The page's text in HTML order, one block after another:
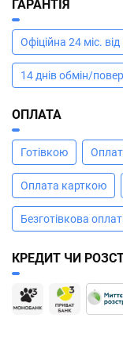
ГАРАНТІЯ
Офіційна 24 міс.
14 днів обмін/
ОПЛАТА
Готівкою
Оплата карткою
Безготівкова
КРЕДИТ ЧИ